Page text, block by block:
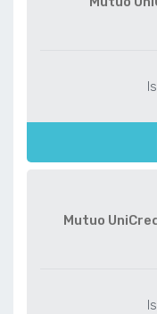
Mutuo